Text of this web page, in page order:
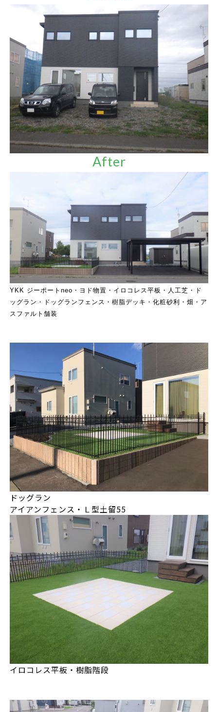
YKK ジーポートneo・ヨド物置・イロコレス平板・人工芝・ド
ッグラン・ドッグランフェンス・樹脂デッキ・化粧砂利 ・畑・ア
スファルト舗装
ドッグラン
アイアンフェンス・Ｌ型土留55
イロコレス平板・樹脂階段